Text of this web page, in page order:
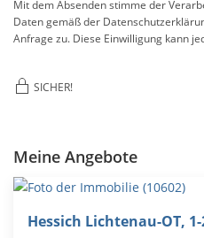
Mit dem Absenden stimme der
Daten gemäß der
Anfrage zu. Diese Einwilligung kann
SICHER!
Meine Angebote
Hessich Lichtenau-OT,